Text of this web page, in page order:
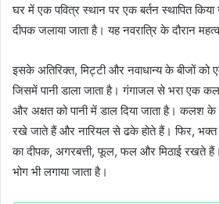
घर में एक पवित्र स्थान पर एक बर्तन स्थापित
दीपक जलाया जाता है। यह नवरात्रि के दौरान
इसके अतिरिक्त, मिट्टी और नवाधान्य के बीजों को
जिसमें पानी डाला जाता है। गंगाजल से भरा एक
और अक्षत को पानी में डाल दिया जाता है। कलश
रखे जाते हैं और नारियल से ढके होते हैं। फिर,
का दीपक, अगरबत्ती, फूल, फल और मिठाई रखते हैं।
भोग भी लगाया जाता है।